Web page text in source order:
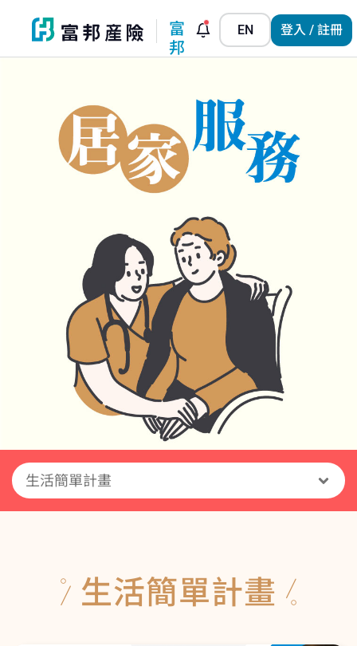
富
邦
EN 登入 / 註冊
生活簡單計畫